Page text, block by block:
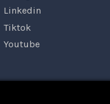
Linkedin
Tiktok
Youtube